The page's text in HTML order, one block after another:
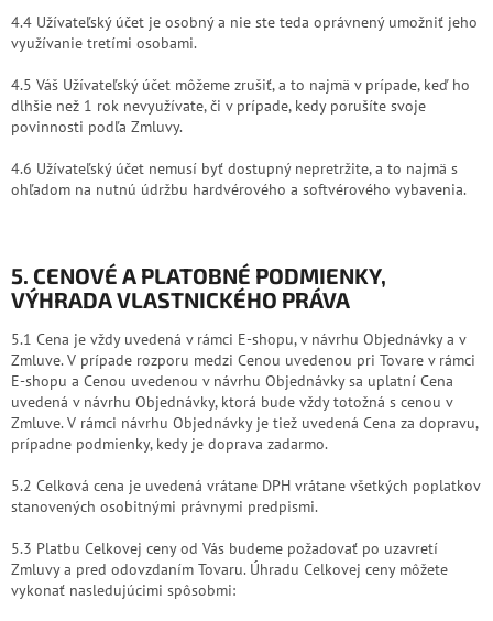
4.4 Užívateľský účet je osobný a nie ste teda oprávnený umožniť jeho
využívanie tretími osobami.
4.5 Váš Užívateľský účet môžeme zrušiť, a to najmä v prípade, keď ho
dlhšie než 1 rok nevyužívate, či v prípade, kedy porušíte svoje
povinnosti podľa Zmluvy.
4.6 Užívateľský účet nemusí byť dostupný nepretržite, a to najmä s
ohľadom na nutnú údržbu hardvérového a softvérového vybavenia.
5. CENOVÉ A PLATOBNÉ PODMIENKY,
VÝHRADA VLASTNICKÉHO PRÁVA
5.1 Cena je vždy uvedená v rámci E-shopu, v návrhu Objednávky a v
Zmluve. V prípade rozporu medzi Cenou uvedenou pri Tovare v rámci
E-shopu a Cenou uvedenou v návrhu Objednávky sa uplatní Cena
uvedená v návrhu Objednávky, ktorá bude vždy totožná s cenou v
Zmluve. V rámci návrhu Objednávky je tiež uvedená Cena za dopravu,
prípadne podmienky, kedy je doprava zadarmo.
5.2 Celková cena je uvedená vrátane DPH vrátane všetkých poplatkov
stanovených osobitnými právnymi predpismi.
5.3 Platbu Celkovej ceny od Vás budeme požadovať po uzavretí
Zmluvy a pred odovzdaním Tovaru. Úhradu Celkovej ceny môžete
vykonať nasledujúcimi spôsobmi: